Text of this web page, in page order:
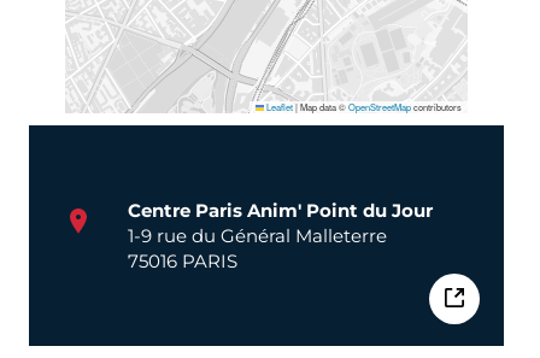
Leaflet|Map data ©OpenStreetMapcontributors
Centre Paris Anim' Point du Jour
1-9 rue du Général Malleterre
75016 PARIS